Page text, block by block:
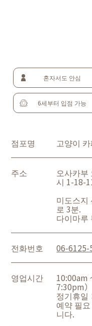
혼자서도 안심
6세부터 입점 가능
점포명 고양이
주소 오사카부
시 1-18-
미도스지
로 3분.
다이마루
전화번호 06-6125-
영업시간 10:00am
7:30pm）
정기휴일
예약 필
니다.